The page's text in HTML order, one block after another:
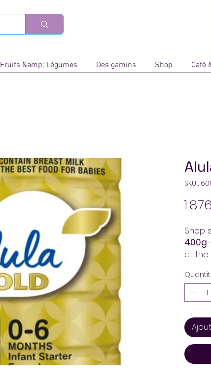
Fruits &amp; Légumes Des gamins Shop Café
SKU :
1
Shop
400g
at the